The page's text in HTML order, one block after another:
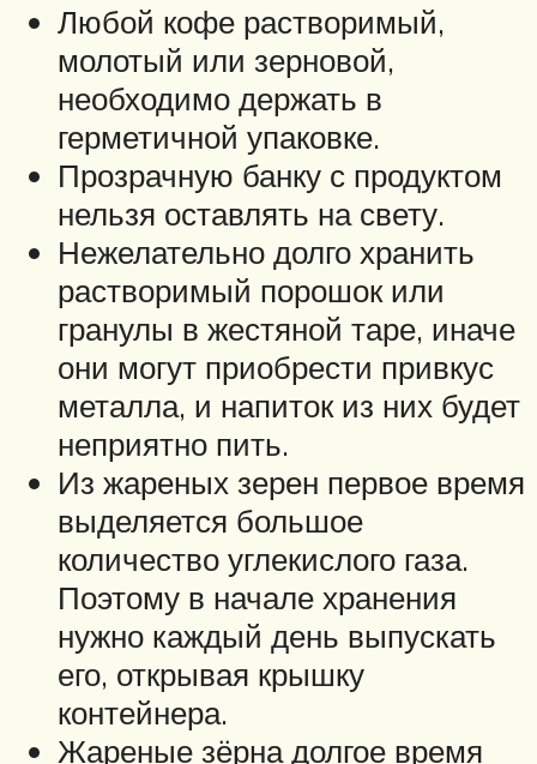
Любой кофе растворимый,
молотый или зерновой,
необходимо держать в
герметичной упаковке.
Прозрачную банку с продуктом
нельзя оставлять на свету.
Нежелательно долго хранить
растворимый порошок или
гранулы в жестяной таре, иначе
они могут приобрести привкус
металла, и напиток из них будет
неприятно пить.
Из жареных зерен первое время
выделяется большое
количество углекислого газа.
Поэтому в начале хранения
нужно каждый день выпускать
его, открывая крышку
контейнера.
Жареные зёрна долгое время